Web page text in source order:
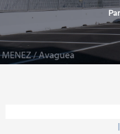
Par